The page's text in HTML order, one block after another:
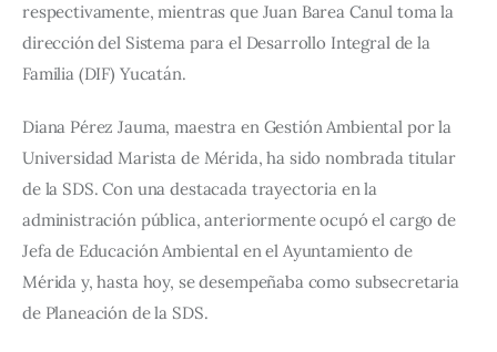
respectivamente, mientras que Juan Barea Canul toma la
dirección del Sistema para el Desarrollo Integral de la
Familia (DIF) Yucatán.
Diana Pérez Jauma, maestra en Gestión Ambiental por la
Universidad Marista de Mérida, ha sido nombrada titular
de la SDS. Con una destacada trayectoria en la
administración pública, anteriormente ocupó el cargo de
Jefa de Educación Ambiental en el Ayuntamiento de
Mérida y, hasta hoy, se desempeñaba como subsecretaria
de Planeación de la SDS.